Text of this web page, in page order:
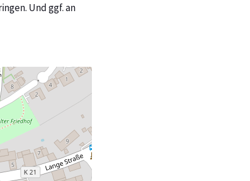
Und ggf. an